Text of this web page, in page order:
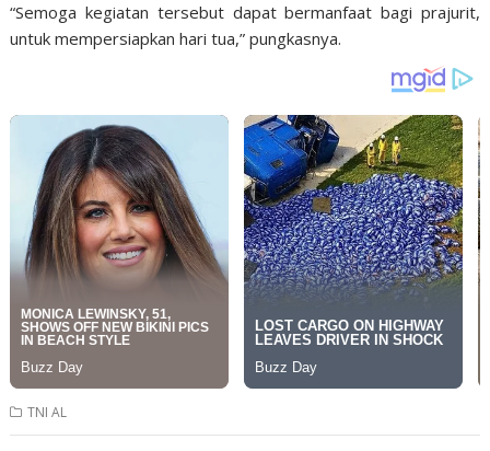
“Semoga kegiatan tersebut dapat bermanfaat bagi prajurit,
untuk mempersiapkan hari tua,” pungkasnya.
TNI AL